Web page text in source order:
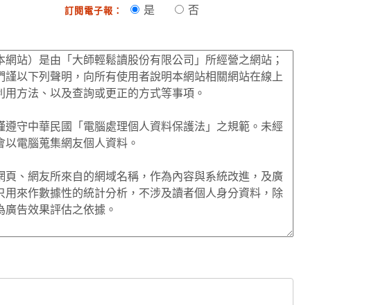
訂閱電子報： 是 否